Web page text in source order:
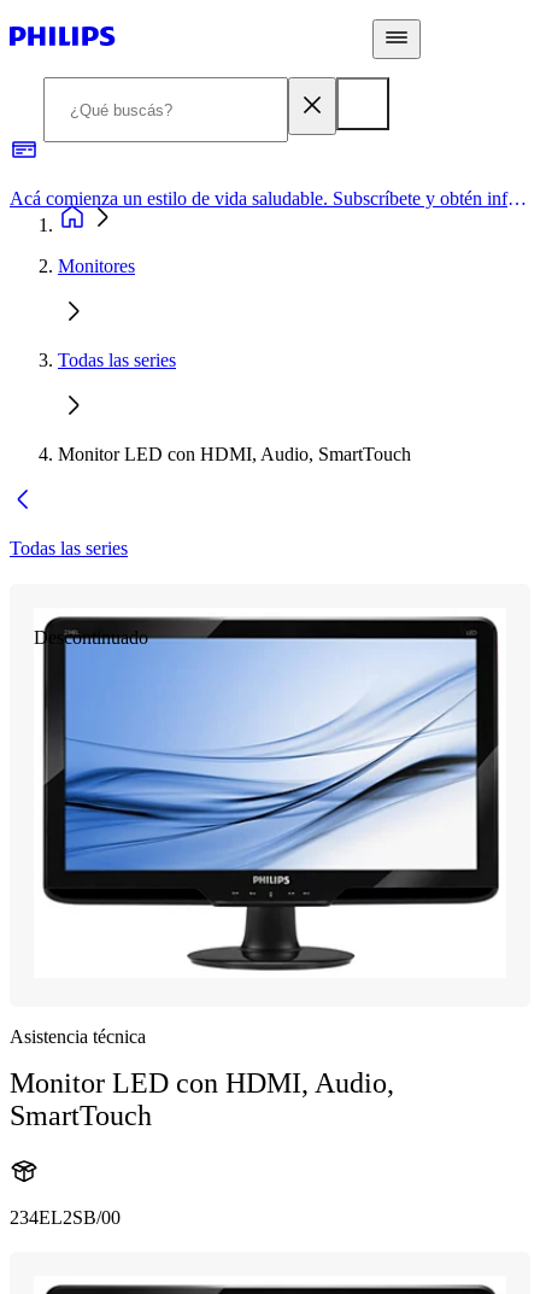
Acá comienza un estilo de vida saludable. Subscríbete y obtén información de primera mano
Monitores
Todas las series
Monitor LED con HDMI, Audio, SmartTouch
Todas las series
Descontinuado
Asistencia técnica
Monitor LED con HDMI, Audio,
SmartTouch
234EL2SB/00